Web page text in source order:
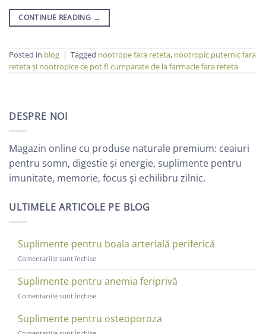
CONTINUE READING →
Posted in blog | Tagged nootrope fara reteta, nootropic puternic fara
reteta și nootropice ce pot fi cumparate de la farmacie fara reteta
DESPRE NOI
Magazin online cu produse naturale premium: ceaiuri
pentru somn, digestie și energie, suplimente pentru
imunitate, memorie, focus și echilibru zilnic.
ULTIMELE ARTICOLE PE BLOG
Suplimente pentru boala arterială periferică
Comentariile sunt închisepentru
pentru
arterială
Suplimente pentru anemia feriprivă
Comentariile sunt închisepentru
pentru
Suplimente pentru osteoporoza